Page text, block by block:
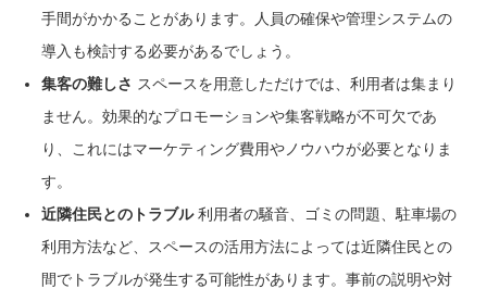
手間がかかることがあります。人員の確保や管理システムの
導入も検討する必要があるでしょう。
集客の難しさ スペースを用意しただけでは、利用者は集まり
ません。効果的なプロモーションや集客戦略が不可欠であ
り、これにはマーケティング費用やノウハウが必要となりま
す。
近隣住民とのトラブル利用者の騒音、ゴミの問題、駐車場の
利用方法など、スペースの活用方法によっては近隣住民との
間でトラブルが発生する可能性があります。事前の説明や対